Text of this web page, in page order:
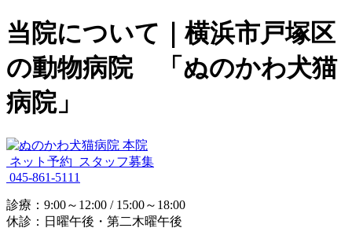
当院について｜横浜市戸塚区
の動物病院 「ぬのかわ犬猫
病院」
ネット予約
スタッフ募集
045-861-5111
診療：9:00～12:00 / 15:00～18:00
休診：日曜午後・第二木曜午後